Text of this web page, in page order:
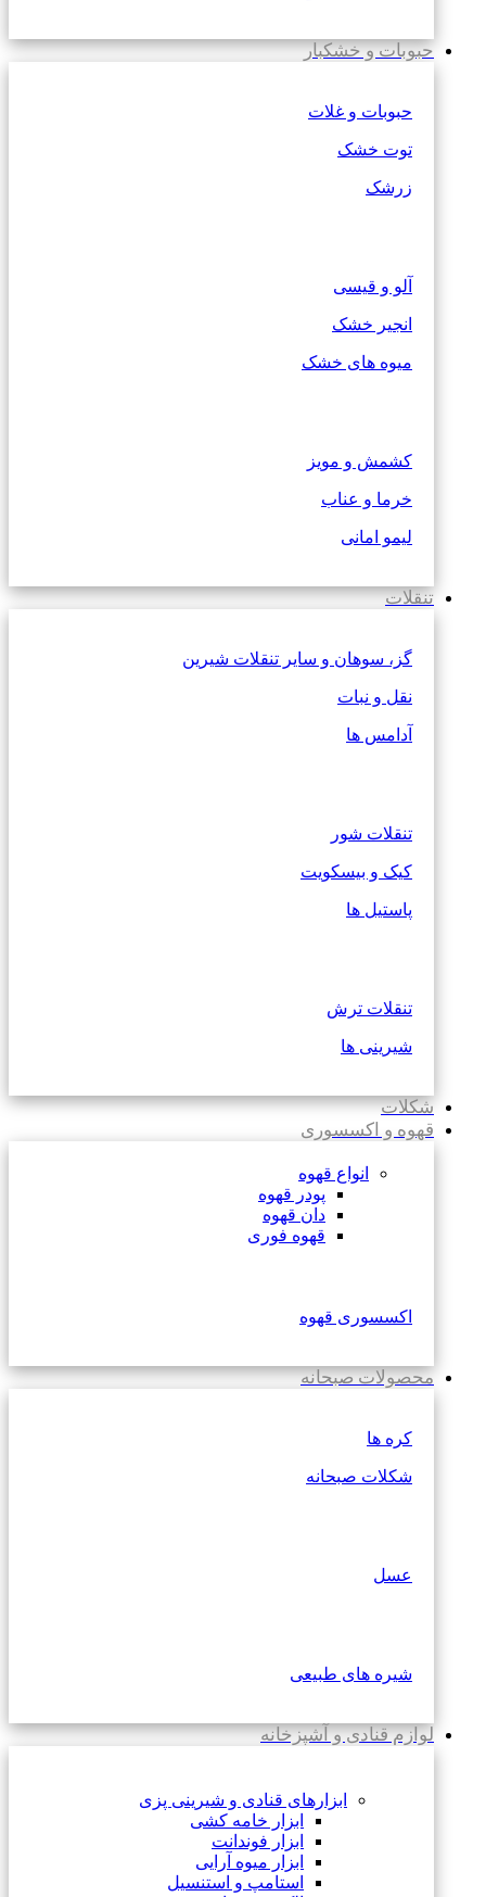
حبوبات و خشکبار
حبوبات و غلات
توت خشک
زرشک
آلو و قیسی
انجیر خشک
میوه های خشک
کشمش و مویز
خرما و عناب
لیمو امانی
تنقلات
گز، سوهان و سایر تنقلات شیرین
نقل و نبات
آدامس ها
تنقلات شور
کیک و بیسکویت
پاستیل ها
تنقلات ترش
شیرینی ها
شکلات
قهوه و اکسسوری
انواع قهوه
پودر قهوه
دان قهوه
قهوه فوری
اکسسوری قهوه
محصولات صبحانه
کره ها
شکلات صبحانه
عسل
شیره های طبیعی
لوازم قنادی و آشپزخانه
ابزارهای قنادی و شیرینی پزی
ابزار خامه کشی
ابزار فوندانت
ابزار میوه آرایی
استامپ و استنسیل